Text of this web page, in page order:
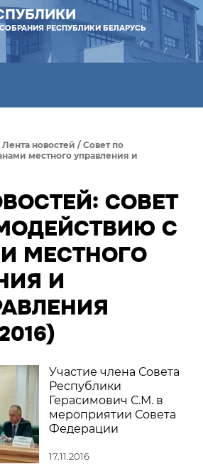
РЕСПУБЛИКИ БЕЛАРУСЬ
Лента новостей / Совет по
местного управления и
СОВЕТ
С
МЕСТНОГО
И
Участие члена Совета
Республики
Герасимович С.М. в
мероприятии Совета
Федерации
17.11.2016